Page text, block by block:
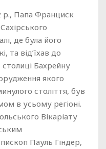
р., Папа Франциск
де була його
та від’їхав до
Бахрейну
якого
століття, був
в усьому регіоні.
Вікаріату
Пауль Гіндер,